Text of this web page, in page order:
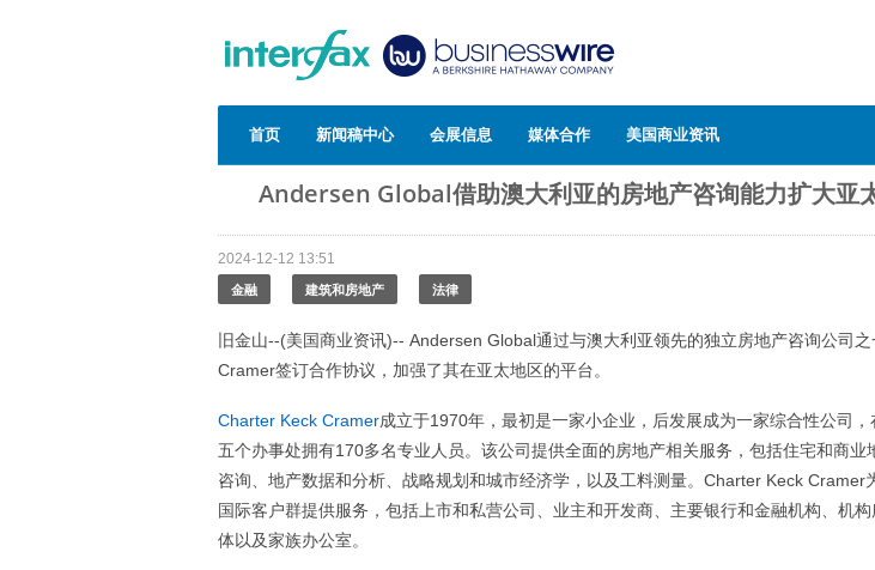
首页 新闻稿中心 会展信息 媒体合作 美国商业资讯
Andersen Global借助澳大利亚的房地产咨询能力扩大亚
2024-12-12 13:51
金融 建筑和房地产 法律
旧金山--(美国商业资讯)-- Andersen Global通过与澳大利亚领先的独立房地产咨询公司
Cramer签订合作协议，加强了其在亚太地区的平台。
Charter Keck Cramer成立于1970年，最初是一家小企业，后发展成为一家综合性公司
五个办事处拥有170多名专业人员。该公司提供全面的房地产相关服务，包括住宅和商业
咨询、地产数据和分析、战略规划和城市经济学，以及工料测量。Charter Keck Cramer
国际客户群提供服务，包括上市和私营公司、业主和开发商、主要银行和金融机构、机
体以及家族办公室。